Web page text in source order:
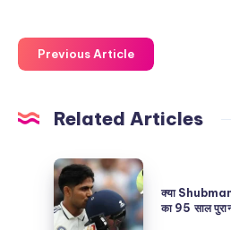
Previous Article
Related Articles
क्या
Shubman
Gill
क्या
का 95 साल